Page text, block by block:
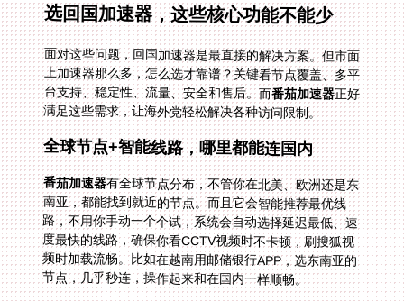
选回国加速器，这些核心功能不能少
面对这些问题，回国加速器是最直接的解决方案。但市面
上加速器那么多，怎么选才靠谱？关键看节点覆盖、多平
台支持、稳定性、流量、安全和售后。而番茄加速器正好
满足这些需求，让海外党轻松解决各种访问限制。
全球节点+智能线路，哪里都能连国内
番茄加速器有全球节点分布，不管你在北美、欧洲还是东
南亚，都能找到就近的节点。而且它会智能推荐最优线
路，不用你手动一个个试，系统会自动选择延迟最低、速
度最快的线路，确保你看CCTV视频时不卡顿，刷搜狐视
频时加载流畅。比如在越南用邮储银行APP，选东南亚的
节点，几乎秒连，操作起来和在国内一样顺畅。